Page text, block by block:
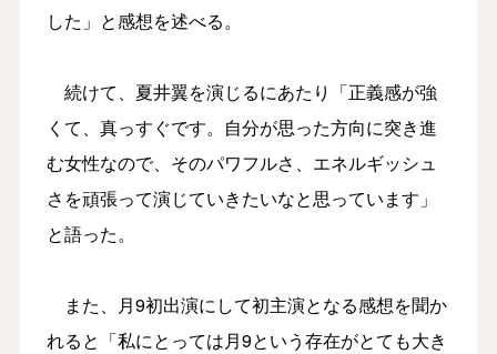
した」と感想を述べる。
続けて、夏井翼を演じるにあたり「正義感が強
くて、真っすぐです。自分が思った方向に突き進
む女性なので、そのパワフルさ、エネルギッシュ
さを頑張って演じていきたいなと思っています」
と語った。
また、月9初出演にして初主演となる感想を聞か
れると「私にとっては月9という存在がとても大き